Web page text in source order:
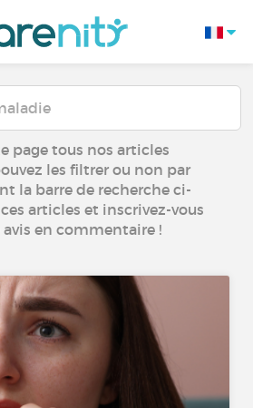
page tous nos articles
les filtrer ou non par
la barre de recherche ci-
articles et inscrivez-vous
en commentaire !